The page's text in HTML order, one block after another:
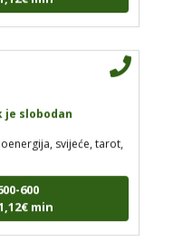
slobodan
svijeće, tarot,
600
min